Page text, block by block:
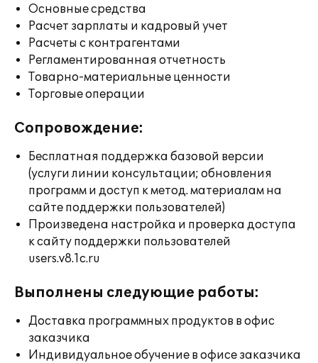
Основные средства
Расчет зарплаты и кадровый учет
Расчеты с контрагентами
Регламентированная отчетность
Товарно-материальные ценности
Торговые операции
Сопровождение:
Бесплатная поддержка базовой версии
(услуги линии консультации; обновления
программ и доступ к метод. материалам на
сайте поддержки пользователей)
Произведена настройка и проверка доступа
к сайту поддержки пользователей
users.v8.1c.ru
Выполнены следующие работы:
Доставка программных продуктов в офис
заказчика
Индивидуальное обучение в офисе заказчика